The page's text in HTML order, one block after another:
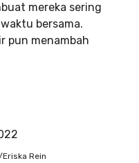
mereka sering
bersama.
pun menambah
Rein